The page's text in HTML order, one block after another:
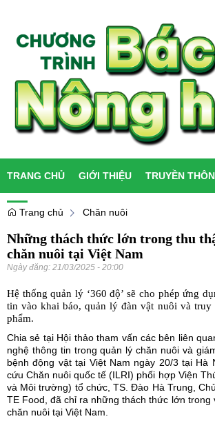
TRANG CHỦ GIỚI THIỆU TRUYỀN
Trang chủ Chăn nuôi
Những thách thức lớn trong thu
chăn nuôi tại Việt Nam
Ngày đăng: 21/03/2025 - 20:00
Hệ thống quản lý ‘360 độ’ sẽ cho phép ứng
tin vào khai báo, quản lý đàn vật nuôi và truy
phẩm.
Chia sẻ tại Hội thảo tham vấn các bên liên
nghệ thông tin trong quản lý chăn nuôi và
bệnh động vật tại Việt Nam ngày 20/3 tại Hà
cứu Chăn nuôi quốc tế (ILRI) phối hợp Viện
và Môi trường) tổ chức, TS. Đào Hà Trung,
TE Food, đã chỉ ra những thách thức lớn trong
chăn nuôi tại Việt Nam.